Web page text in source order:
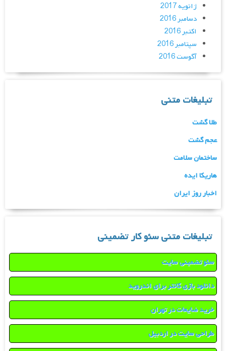
ژانویه 2017
دسامبر 2016
اکتبر 2016
سپتامبر 2016
آگوست 2016
تبلیغات متنی
طلا گشت
عجم گشت
ساختمان سلامت
هاریکا ایده
اخبار روز ایران
تبلیغات متنی سئو کار تضمینی
سئو تضمینی سایت
دانلود بازی کانتر برای اندروید
خرید ضایعات در تهران
طراحی سایت در اردبیل